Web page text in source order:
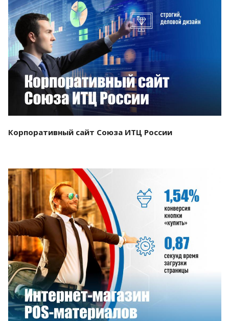
Смотреть проект
Корпоративный сайт Союза ИТЦ России
Смотреть проект